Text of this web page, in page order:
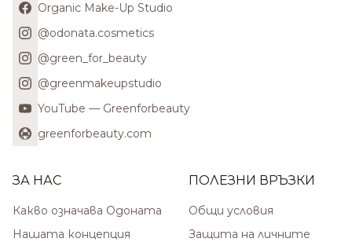
Organic Make-Up Studio
@odonata.cosmetics
@green_for_beauty
@greenmakeupstudio
YouTube — Greenforbeauty
greenforbeauty.com
ЗА НАС
Какво означава Одоната
Нашата концепция
ПОЛЕЗНИ ВРЪЗКИ
Общи условия
Защита на личните